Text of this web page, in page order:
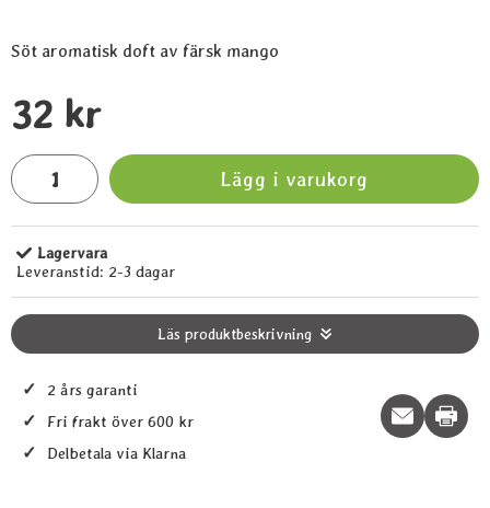
Söt aromatisk doft av färsk mango
pris
32 kr
antal
Lägg i varukorg
Tillgänglighet:
Lagervara
Leveranstid: 2-3 dagar
Läs produktbeskrivning
✓ 2 års garanti
✓ Fri frakt över 600 kr
✓ Delbetala via Klarna
Print